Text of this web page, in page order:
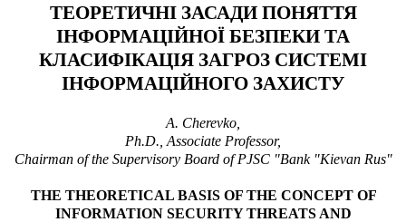
ТЕОРЕТИЧНІ ЗАСАДИ ПОНЯТТЯ
ІНФОРМАЦІЙНОЇ БЕЗПЕКИ ТА
КЛАСИФІКАЦІЯ ЗАГРОЗ СИСТЕМІ
ІНФОРМАЦІЙНОГО ЗАХИСТУ
A. Cherevko,
Ph.D., Associate Professor,
Chairman of the Supervisory Board of PJSC "Bank "Kievan Rus"
THE THEORETICAL BASIS OF THE CONCEPT OF
INFORMATION SECURITY THREATS AND